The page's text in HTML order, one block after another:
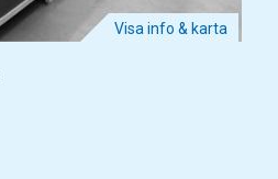
Visa info & karta